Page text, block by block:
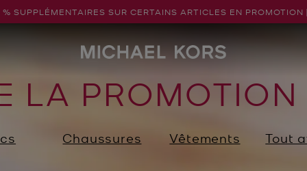
SUPPLÉMENTAIRES SUR CERTAINS ARTICLES EN PROMOTION |
LA PROMOTION
Chaussures Vêtements Tout